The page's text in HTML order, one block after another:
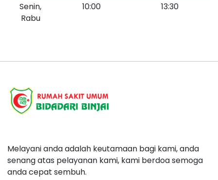
Senin,
Rabu
10:00 13:30
Melayani anda adalah keutamaan bagi kami, anda
senang atas pelayanan kami, kami berdoa semoga
anda cepat sembuh.